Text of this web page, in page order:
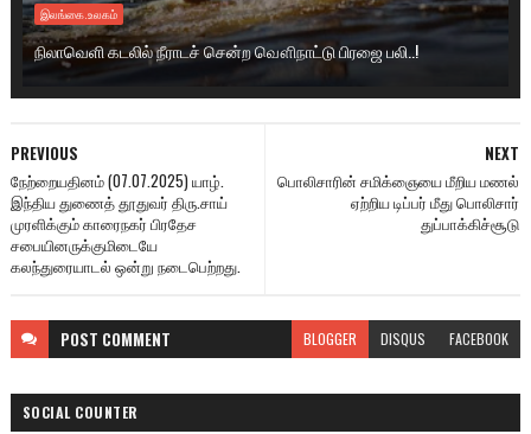
இலங்கை.உலகம்
நிலாவெளி கடலில் நீராடச் சென்ற வௌிநாட்டு பிரஜை பலி..!
NEXT
பொலிசாரின் சமிக்ஞையை மீறிய மணல்
ஏற்றிய டிப்பர் மீது பொலிசார்
துப்பாக்கிச்சூடு
PREVIOUS
நேற்றையதினம் (07.07.2025) யாழ்.
இந்திய துணைத் தூதுவர் திரு.சாய்
முரளிக்கும் காரைநகர் பிரதேச
சபையினருக்குமிடையே
கலந்துரையாடல் ஒன்று நடைபெற்றது.
POST COMMENT BLOGGER DISQUS FACEBOOK
SOCIAL COUNTER